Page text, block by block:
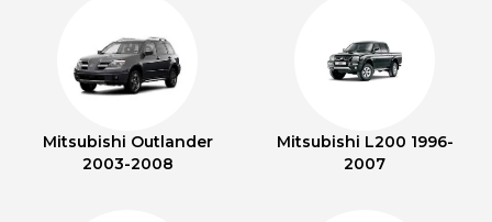
Mitsubishi Outlander
2003-2008
Mitsubishi L200 1996-
2007